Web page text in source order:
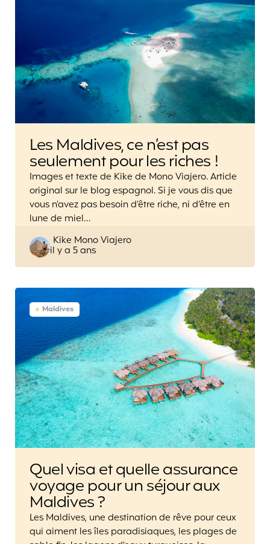
Les Maldives, ce n’est pas
seulement pour les riches !
Images et texte de Kike de Mono Viajero. Article
original sur le blog espagnol. Si je vous dis que
vous n’avez pas besoin d’être riche, ni d’être en
lune de miel…
Posted
by
Kike Mono Viajero
il y a 5 ans
Maldives
Quel visa et quelle assurance
voyage pour un séjour aux
Maldives ?
Les Maldives, une destination de rêve pour ceux
qui aiment les îles paradisiaques, les plages de